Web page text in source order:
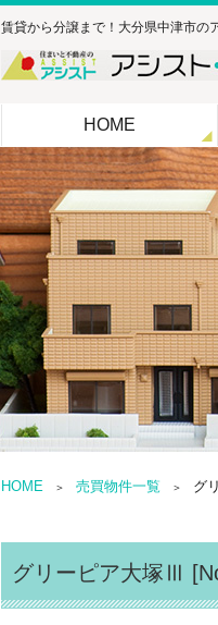
賃貸から分譲まで！大分県中津市の
HOME
HOME 売買物件一覧 グ
グリーピア大塚Ⅲ